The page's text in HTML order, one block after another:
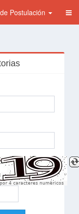
Postulación
4 caracteres numèricos